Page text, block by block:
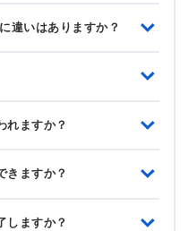
違いはありますか？
れますか？
きますか？
しますか？